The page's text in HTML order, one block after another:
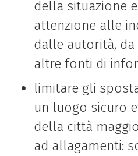
della situazione
attenzione alle
dalle autorità,
altre fonti di
limitare gli
un luogo sicuro
della città
ad allagamenti: